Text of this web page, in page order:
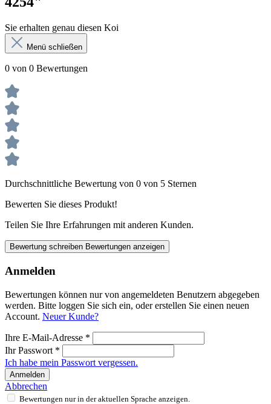
Sie erhalten genau diesen Koi
Menü schließen
0 von 0 Bewertungen
Durchschnittliche Bewertung von 0 von 5 Sternen
Bewerten Sie dieses Produkt!
Teilen Sie Ihre Erfahrungen mit anderen Kunden.
Bewertung schreiben Bewertungen anzeigen
Anmelden
Bewertungen können nur von angemeldeten Benutzern abgegeben
werden. Bitte loggen Sie sich ein, oder erstellen Sie einen neuen
Account. Neuer Kunde?
Ihre E-Mail-Adresse *
Ihr Passwort *
Ich habe mein Passwort vergessen.
Anmelden
Abbrechen
Bewertungen nur in der aktuellen Sprache anzeigen.